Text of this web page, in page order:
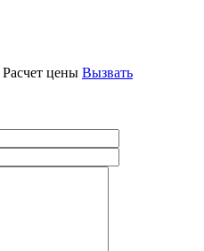
Расчет цены Вызвать